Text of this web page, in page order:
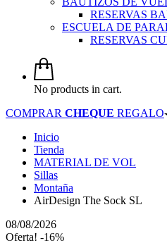
RESERVAS
ESCUELA DE
RESERVAS
No products in cart.
COMPRAR CHEQUE REGALO
Inicio
Tienda
MATERIAL DE VOL
Sillas
Montaña
AirDesign The Sock SL
08/08/2026
Oferta! -16%